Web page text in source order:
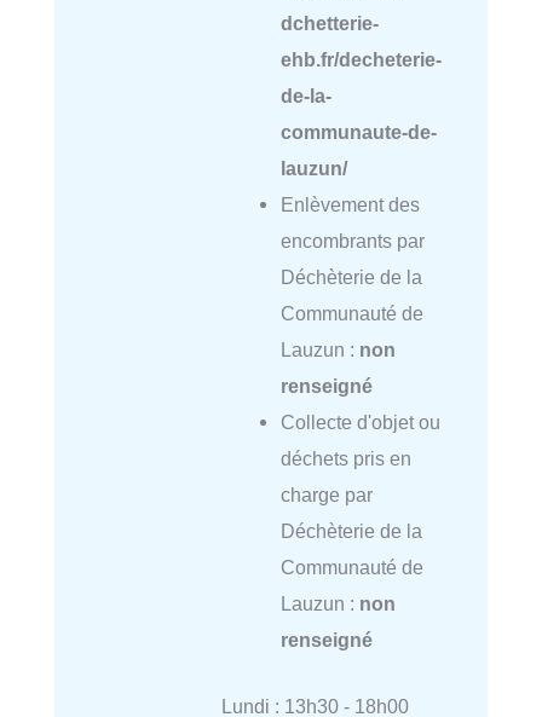
dchetterie-
ehb.fr/decheterie-
de-la-
communaute-de-
lauzun/
Enlèvement des
encombrants par
Déchèterie de la
Communauté de
Lauzun : non
renseigné
Collecte d'objet ou
déchets pris en
charge par
Déchèterie de la
Communauté de
Lauzun : non
renseigné
Lundi : 13h30 - 18h00